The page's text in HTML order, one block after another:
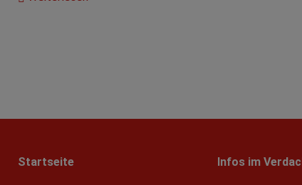
Startseite Infos im